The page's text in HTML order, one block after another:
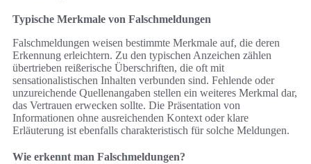
Typische Merkmale von Falschmeldungen
Falschmeldungen weisen bestimmte Merkmale auf, die deren
Erkennung erleichtern. Zu den typischen Anzeichen zählen
übertrieben reißerische Überschriften, die oft mit
sensationalistischen Inhalten verbunden sind. Fehlende oder
unzureichende Quellenangaben stellen ein weiteres Merkmal dar,
das Vertrauen erwecken sollte. Die Präsentation von
Informationen ohne ausreichenden Kontext oder klare
Erläuterung ist ebenfalls charakteristisch für solche Meldungen.
Wie erkennt man Falschmeldungen?